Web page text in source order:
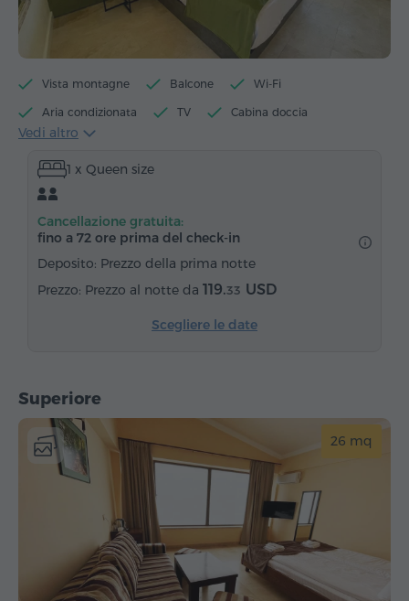
Vista montagne Balcone Wi-Fi
Aria condizionata TV Cabina doccia
Accesso alla piscina
Accesso alla vasca idromassaggio
Articoli da toeletta
Pantofole Asciugacapelli
Telefono Canali satellitari Frigorifero
Vedi altro
1 x Queen size
Cancellazione gratuita:
fino a 72 ore prima del check‑in
Deposito: Prezzo della prima notte
Prezzo al notte da 119.33 USD
Scegliere le date
Superiore
26 mq